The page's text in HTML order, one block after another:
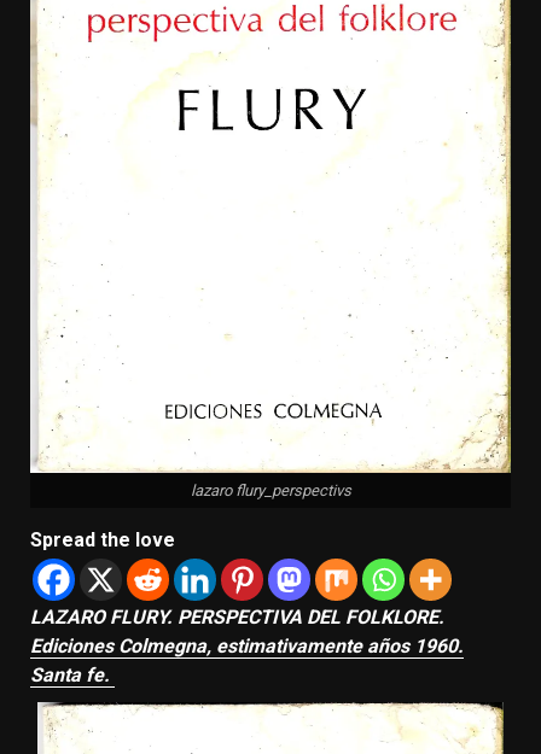
lazaro flury_perspectivs
Spread the love
LAZARO FLURY. PERSPECTIVA DEL FOLKLORE.
Ediciones Colmegna, estimativamente años 1960.
Santa fe.